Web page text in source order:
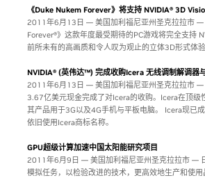
《Duke Nukem Forever》将支持 NVIDIA® 3D
2011年6月13日 — 美国加利福尼亚州圣克拉拉市 —
Forever®》这款年度最受期待的PC游戏将完全支持
前所未有的高画质和令人叹为观止的立体3D形式体
NVIDIA® (英伟达™) 完成收购Icera 无线调制解调器
2011年6月13日 — 美国加利福尼亚州圣克拉拉市 —
3.67亿美元现金完成了对Icera的收购。Icera在顶级
其产品用于3G以及4G手机与平板电脑。 Icera现已
依旧使用Icera商标名称。
GPU超级计算加速中国太阳能研究项目
2011年6月9日 — 美国加利福尼亚州圣克拉拉市 —
模拟任务，以检验改进的技术，更高效地生产和使